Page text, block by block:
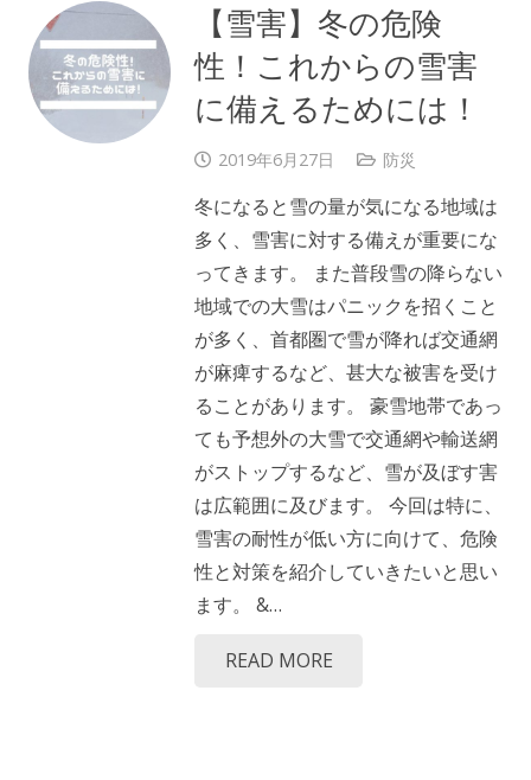
【雪害】冬の危険
性！これからの雪害
に備えるためには！
2019年6月27日 防災
冬になると雪の量が気になる地域は
多く、雪害に対する備えが重要にな
ってきます。 また普段雪の降らない
地域での大雪はパニックを招くこと
が多く、首都圏で雪が降れば交通網
が麻痺するなど、甚大な被害を受け
ることがあります。 豪雪地帯であっ
ても予想外の大雪で交通網や輸送網
がストップするなど、雪が及ぼす害
は広範囲に及びます。 今回は特に、
雪害の耐性が低い方に向けて、危険
性と対策を紹介していきたいと思い
ます。 &…
READ MORE